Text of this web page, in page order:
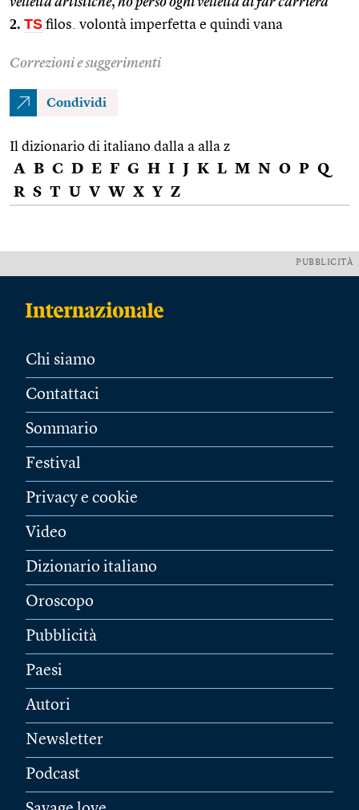
2. TS filos. volontà imperfetta e quindi vana
Correzioni e suggerimenti
Condividi
Il dizionario di italiano dalla a alla z
A B C D E F G H I J K L M N O P Q
R S T U V W X Y Z
PUBBLICITÀ
Chi siamo
Contattaci
Sommario
Festival
Privacy e cookie
Video
Dizionario italiano
Oroscopo
Pubblicità
Paesi
Autori
Newsletter
Podcast